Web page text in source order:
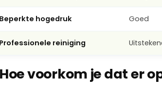
Beperkte hogedruk Goed
Professionele reiniging
Hoe voorkom je dat er